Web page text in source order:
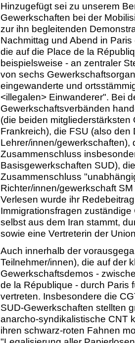
Hinzugefügt sei zu unserem
Gewerkschaften bei der
zur ihn begleitenden
Nachmittag und Abend in
die auf die Place de la
beispielsweise - an zentraler
von sechs
eingewanderte und
<illegalen> Einwanderer". Bei
Gewerkschaftsverbänden
(die beiden
Frankreich), die FSU (also
Lehrer/innen/
Zusammenschluss
Basisgewerkschaften SUD),
Zusammenschluss
Richter/innen/gewerkschaft
Verlesen wurde ihr
Immigrationsfragen
selbst aus dem Iran stammt,
sowie eine Vertreterin der
Auch innerhalb der
Teilnehmer/innen), die auf der
Gewerkschaftsdemos -
de la République - durch Paris
vertreten. Insbesondere die
SUD-Gewerkschaften stellten
anarcho-syndikalistische CNT
ihren schwarz-roten Fahnen